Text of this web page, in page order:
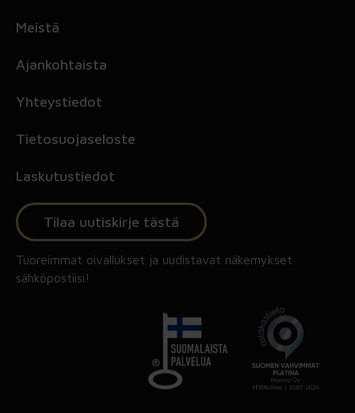
Meistä
Ajankohtaista
Yhteystiedot
Tietosuojaseloste
Laskutustiedot
Tilaa uutiskirje tästä
Tuoreimmat oivallukset ja uudistavat näkemykset
sähköpostiisi!